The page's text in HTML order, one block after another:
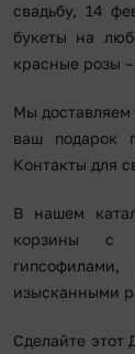
свадьбу, 14
букеты на
красные розы
Мы доставляем
ваш подарок
Контакты для
В нашем
корзины с
изысканными
Сделайте этот